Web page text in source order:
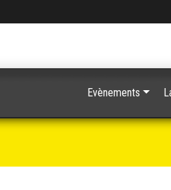
Evènements